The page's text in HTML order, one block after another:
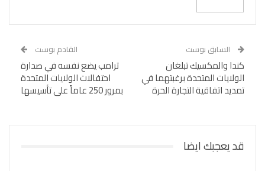
السابق بوست
كندا والمكسيك تبلغان
الولايات المتحدة برغبتهما في
تمديد اتفاقية التجارة الحرة
القادم بوست
ترامب يضع نفسه في صدارة
احتفالات الولايات المتحدة
بمرور 250 عاماً على تأسيسها
قد يعجبك ايضا